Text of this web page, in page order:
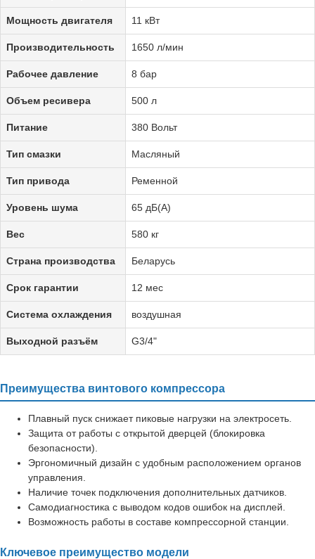
Мощность двигателя 11 кВт
Производительность 1650 л/мин
Рабочее давление 8 бар
Объем ресивера 500 л
Питание 380 Вольт
Тип смазки Масляный
Тип привода Ременной
Уровень шума 65 дБ(А)
Вес 580 кг
Страна производства Беларусь
Срок гарантии 12 мес
Система охлаждения воздушная
Выходной разъём G3/4"
Преимущества винтового компрессора
Плавный пуск снижает пиковые нагрузки на электросеть.
Защита от работы с открытой дверцей (блокировка
безопасности).
Эргономичный дизайн с удобным расположением органов
управления.
Наличие точек подключения дополнительных датчиков.
Самодиагностика с выводом кодов ошибок на дисплей.
Возможность работы в составе компрессорной станции.
Ключевое преимущество модели